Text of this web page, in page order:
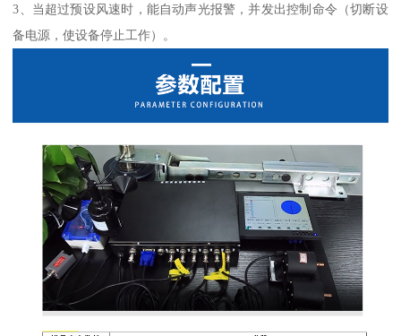
3、当超过预设风速时，能自动声光报警，并发出控制命令（切断设
备电源，使设备停止工作）。